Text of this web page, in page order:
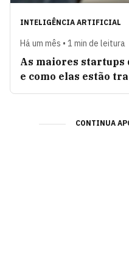
INTELIGÊNCIA ARTIFICIAL
Há um mês • 1 min de leitura
As maiores
e como elas estão
CONTINUA